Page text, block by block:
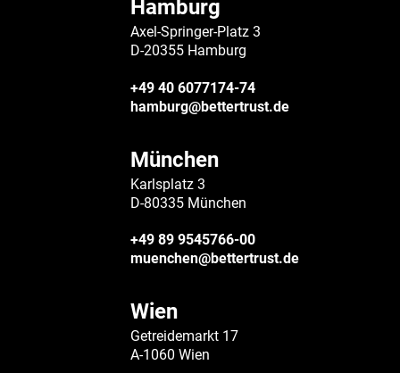
Hamburg
Axel-Springer-Platz 3
D-20355 Hamburg
+49 40 6077174-74
hamburg@bettertrust.de
München
Karlsplatz 3
D-80335 München
+49 89 9545766-00
muenchen@bettertrust.de
Wien
Getreidemarkt 17
A-1060 Wien